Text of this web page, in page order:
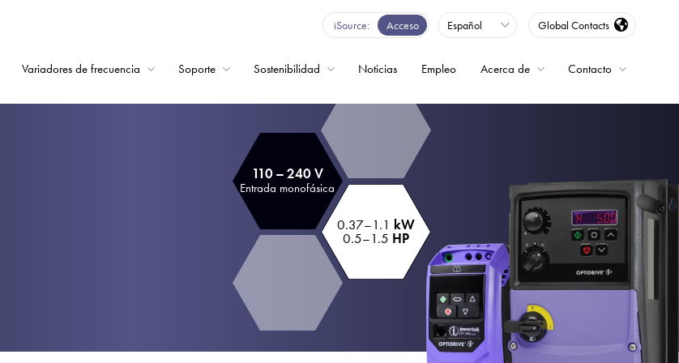
iSource Acceso Español Global Contacts
Variadores de frecuencia Soporte Sostenibilidad Noticias Empleo Acerca de Contacto
110 – 240 V
Entrada monofásica
0.37–1.1 kW
0.5–1.5 HP
Variadores de frecuencia
Soporte
Sostenibilidad
Empleo
Acerca de